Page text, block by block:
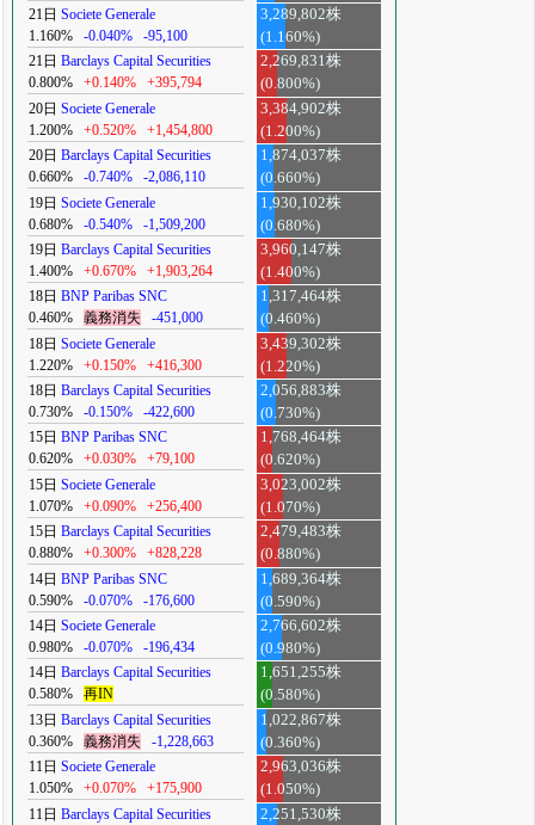
21日 Societe Generale
1.160%
-0.040% -95,100
3,289,802株
(1.160%)
21日 Barclays Capital Securities
0.800%
+0.140% +395,794
2,269,831株
(0.800%)
20日 Societe Generale
1.200%
+0.520% +1,454,800
3,384,902株
(1.200%)
20日 Barclays Capital Securities
0.660%
-0.740% -2,086,110
1,874,037株
(0.660%)
19日 Societe Generale
0.680%
-0.540% -1,509,200
1,930,102株
(0.680%)
19日 Barclays Capital Securities
1.400%
+0.670% +1,903,264
3,960,147株
(1.400%)
18日 BNP Paribas SNC
0.460%
義務消失 -451,000
1,317,464株
(0.460%)
18日 Societe Generale
1.220%
+0.150% +416,300
3,439,302株
(1.220%)
18日 Barclays Capital Securities
0.730%
-0.150% -422,600
2,056,883株
(0.730%)
15日 BNP Paribas SNC
0.620%
+0.030% +79,100
1,768,464株
(0.620%)
15日 Societe Generale
1.070%
+0.090% +256,400
3,023,002株
(1.070%)
15日 Barclays Capital Securities
0.880%
+0.300% +828,228
2,479,483株
(0.880%)
14日 BNP Paribas SNC
0.590%
-0.070% -176,600
1,689,364株
(0.590%)
14日 Societe Generale
0.980%
-0.070% -196,434
2,766,602株
(0.980%)
14日 Barclays Capital Securities
0.580%
再IN
1,651,255株
(0.580%)
13日 Barclays Capital Securities
0.360%
義務消失 -1,228,663
1,022,867株
(0.360%)
11日 Societe Generale
1.050%
+0.070% +175,900
2,963,036株
(1.050%)
11日 Barclays Capital Securities 2,251,530株